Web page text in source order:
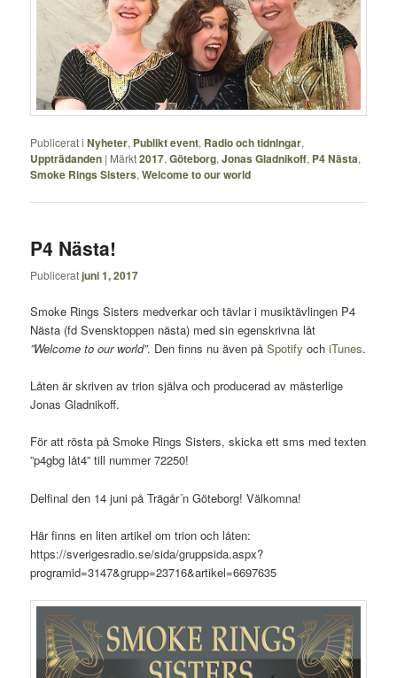
Publicerat i Nyheter, Publikt event, Radio och tidningar,
Uppträdanden | Märkt2017,Göteborg,Jonas Gladnikoff, P4 Nästa,
Smoke Rings Sisters,Welcome to our world
P4 Nästa!
Publiceratjuni 1, 2017
Smoke Rings Sisters medverkar och tävlar i musiktävlingen P4
Nästa (fd Svensktoppen nästa) med sin egenskrivna låt
”Welcome to our world”. Den finns nu även påSpotify ochiTunes.
Låten är skriven av trion själva och producerad av mästerlige
Jonas Gladnikoff.
För att rösta på Smoke Rings Sisters, skicka ett sms med texten
”p4gbg låt4” till nummer 72250!
Delfinal den 14 juni på Trägår´n Göteborg! Välkomna!
Här finns en liten artikel om trion och låten:
https://sverigesradio.se/sida/gruppsida.aspx?
programid=3147&grupp=23716&artikel=6697635